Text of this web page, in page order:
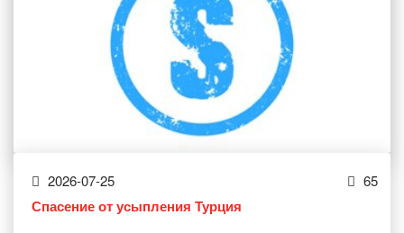
2026-07-25 65
Спасение от усыпления Турция